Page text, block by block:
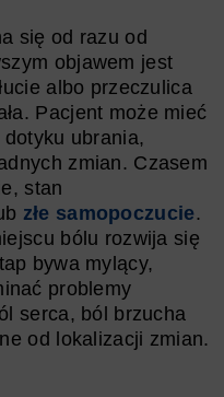
się od razu od
objawem jest
albo przeczulica
Pacjent może mieć
ubrania,
zmian. Czasem
stan
złe samopoczucie.
bólu rozwija się
bywa mylący,
problemy
serca, ból brzucha
od lokalizacji zmian.